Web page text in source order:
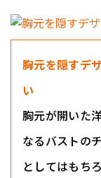
胸元を隠すデ
い
胸元が開いた
なるバストの
としてはもち